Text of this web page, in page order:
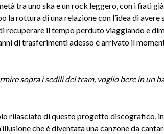
tra uno ska e un rock leggero, con i fiati
la rottura di una relazione con l’idea di
recuperare il tempo perduto viaggiando e
di trasferimenti adesso è arrivato il
sopra i sedili del tram, voglio bere in un
rilasciato di questo progetto discografico,
che è diventata una canzone da